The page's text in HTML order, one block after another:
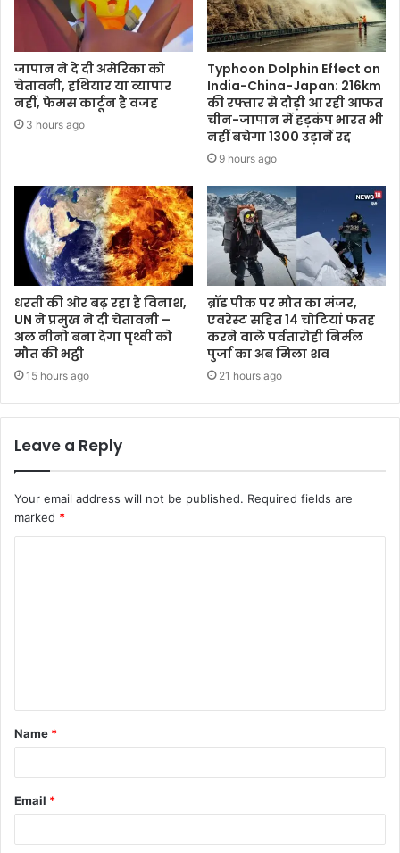
जापान ने दे दी अमेरिका को
चेतावनी, हथियार या व्यापार
नहीं, फेमस कार्टून है वजह
3 hours ago
Typhoon Dolphin Effect on
India-China-Japan: 216km
की रफ्तार से दौड़ी आ रही आफत
चीन-जापान में हड़कंप भारत भी
नहीं बचेगा 1300 उड़ानें रद्द
9 hours ago
धरती की ओर बढ़ रहा है विनाश,
UN ने प्रमुख ने दी चेतावनी –
अल नीनो बना देगा पृथ्वी को
मौत की भट्ठी
15 hours ago
ब्रॉड पीक पर मौत का मंजर,
एवरेस्ट सहित 14 चोटियां फतह
करने वाले पर्वतारोही निर्मल
पुर्जा का अब मिला शव
21 hours ago
Leave a Reply
Your email address will not be published. Required fields are
marked *
Name *
Email *